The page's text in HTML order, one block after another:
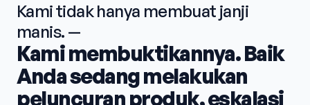
Kami tidak hanya membuat janji
manis. —
Kami membuktikannya. Baik
Anda sedang melakukan
peluncuran produk, eskalasi